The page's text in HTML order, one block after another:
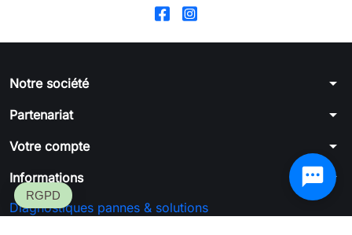
Notre société arrow_drop_down
Partenariat arrow_drop_down
Votre compte arrow_drop_down
Informations arrow_drop_down
Diagnostiques pannes & solutions